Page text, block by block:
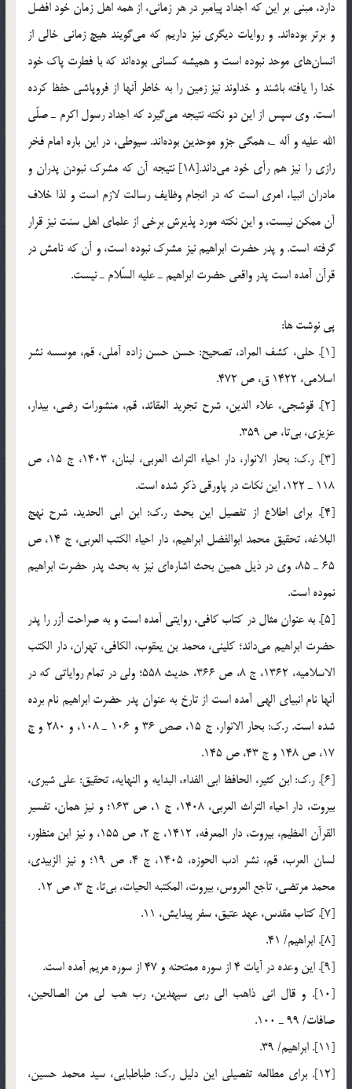
دارد، مبني بر اين كه اجداد پيامبر در هر زماني، از همه اهل زمان خود افضل
و برتر بوده‌اند. و روايات ديگري نيز داريم كه مي‌گويند هيچ زماني خالي از
انسان‌هاي موحد نبوده است و هميشه كساني بوده‌اند كه با فطرت پاك خود
خدا را يافته باشند و خداوند نيز زمين را به خاطر آنها از فروپاشي حفظ كرده
است. وي سپس از اين دو نكته نتيجه مي‌گيرد كه اجداد رسول اكرم ـ صلّي
الله عليه و آله ـ، همگي جزو موحدين بوده‌اند. سيوطي، در اين باره امام فخر
رازي را نيز هم رأي خود مي‌داند.[18] نتيجه آن كه مشرك نبودن پدران و
مادران انبيا، امري است كه در انجام وظايف رسالت لازم است و لذا خلاف
آن ممكن نيست، و اين نكته مورد پذيرش برخي از علماي اهل سنت نيز قرار
گرفته است. و پدر حضرت ابراهيم نيز مشرك نبوده است، ‌و آن كه نامش در
قرآن آمده است پدر واقعي حضرت ابراهيم ـ عليه السّلام ـ نيست.
پي نوشت ها:
[1]. حلي، كشف المراد، تصحيح: حسن حسن زاده آملي، قم، موسسه نشر
اسلامي، 1422 ق، ص 472.
[2]. قوشجي، علاء الدين، شرح تجريد العقائد، قم، منشورات رضي، بيدار،
عزيزي، بي‌تا، ص 359.
[3]. ر.ك: بحار الانوار، دار احياء التراث العربي، لبنان، 1403، ج 15، ص
118 ـ 122، اين نكات در پاورقي ذكر شده است.
[4]. براي اطلاع از تفصيل اين بحث ر.ك: ابن ابي الحديد، شرح نهج
البلاغه، تحقيق محمد ابوالفضل ابراهيم، دار احياء الكتب العربي، ج 14، ص
65 ـ 85، وي در ذيل همين بحث اشاره‌اي نيز به بحث پدر حضرت ابراهيم
نموده است.
[5]. به عنوان مثال در كتاب كافي، روايتي آمده است و به صراحت آزر را پدر
حضرت ابراهيم مي‌داند؛ كليني، محمد بن يعقوب، الكافي، تهران، دار الكتب
الاسلاميه، 1362، ج 8، ص 366، حديث 558؛ ولي در تمام رواياتي كه در
آنها نام انبياي الهي آمده است از تارخ به عنوان پدر حضرت ابراهيم نام برده
شده است. ر.ك: بحار الانوار، ج 15، صص 36 و 106 ـ 108، و 280 و ج
17، ص 148 و ج 43، ص 145.
[6]. ر.ك: ابن كثير، الحافظ ابي الفداء، البدايه و النهايه، تحقيق: علي شيري،
بيروت، دار احياء التراث العربي، 1408، ج 1، ص 163؛ و نيز همان، تفسير
القرآن العظيم، بيروت، دار المعرفه، 1412، ج 2، ص 155، و نيز ابن منظور،
لسان العرب، قم، نشر ادب الحوزه، 1405، ج 4، ص 19؛ و نيز الزبيدي،
محمد مرتضي، تاجع العروس، بيروت، المكتبه الحيات، ‌بي‌تا، ج 3، ص 12.
[7]. كتاب مقدس، عهد عتيق، سفر پيدايش، 11.
[8]. ابراهيم/ 41.
[9]. اين وعده در آيات 4 از سوره ممتحنه و 47 از سوره مريم آمده است.
[10]. و قال اني ذاهب الي ربي سيهدين، رب هب لي من الصالحين،
صافات/ 99 ـ 100.
[11]. ابراهيم/ 39.
[12]. براي مطالعه تفصيلي اين دليل ر.ك: طباطبايي، سيد محمد حسين،